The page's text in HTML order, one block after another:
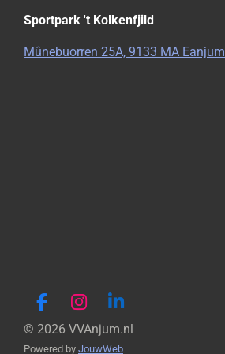
e
n
l
r
e
e
n
Sportpark 't Kolkenfjild
Mûnebuorren 25A, 9133 MA Eanjum
F
a
c
I
n
s
L
i
n
© 2026 VVAnjum.nl
Powered by JouwWeb